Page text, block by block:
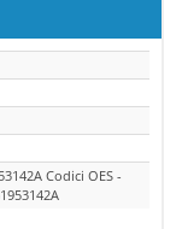
Codici OES -